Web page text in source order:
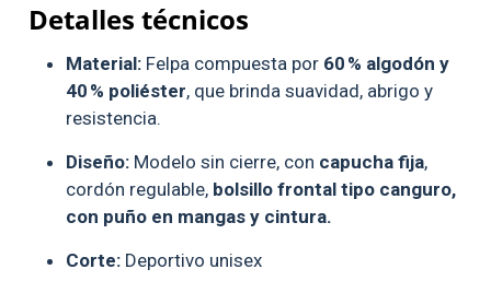
Detalles técnicos
Material: Felpa compuesta por 60 % algodón y
40 % poliéster, que brinda suavidad, abrigo y
resistencia.
Diseño: Modelo sin cierre, con capucha fija,
cordón regulable, bolsillo frontal tipo canguro,
con puño en mangas y cintura.
Corte: Deportivo unisex